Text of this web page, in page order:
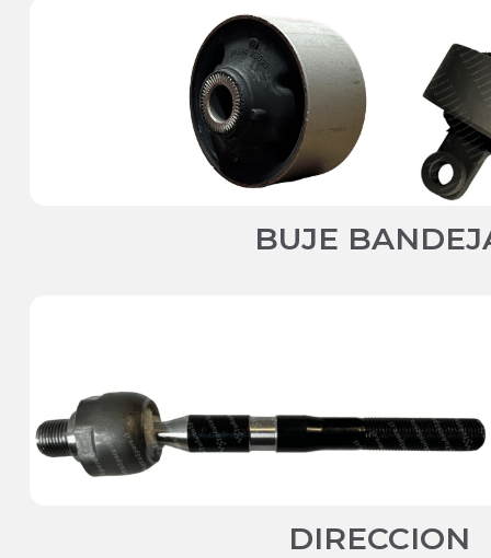
BUJE
DIRECCION